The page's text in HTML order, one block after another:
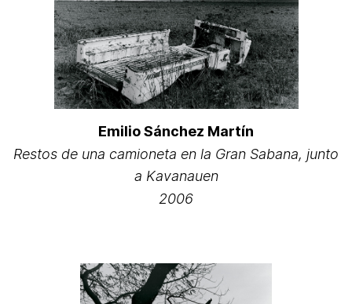
Emilio Sánchez Martín
Restos de una camioneta en la Gran Sabana, junto
a Kavanauen
2006